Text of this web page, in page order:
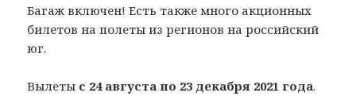
Багаж включен! Есть также много акционных
билетов на полеты из регионов на российский
юг.
Вылеты с 24 августа по 23 декабря 2021 года.